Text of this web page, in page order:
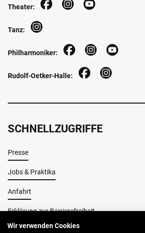
SCHNELLZUGRIFFE
Presse
Jobs & Praktika
Anfahrt
Erklärung zur Barrierefreiheit
Theater:
Tanz:
Philharmoniker:
Rudolf-Oetker-Halle:
Wir verwenden Cookies